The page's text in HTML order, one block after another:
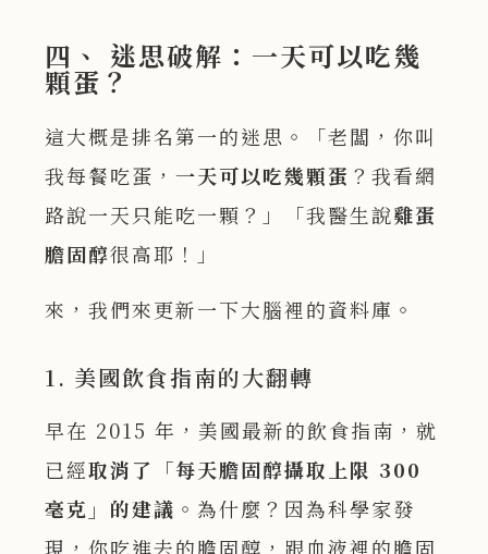
四、 迷思破解：一天可以吃幾
顆蛋？
這大概是排名第一的迷思。「老闆，你叫
我每餐吃蛋，一天可以吃幾顆蛋 ？我看網
路說一天只能吃一顆？」「我醫生說雞蛋
膽固醇很高耶！」
來，我們來更新一下大腦裡的資料庫。
1. 美國飲食指南的大翻轉
早在 2015 年，美國最新的飲食指南，就
已經取消了「每天膽固醇攝取上限 300
毫克」的建議 。為什麼？因為科學家發
現，你吃進去的膽固醇，跟血液裡的膽固